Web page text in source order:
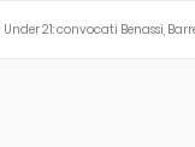
Under 21: convocati Benassi,